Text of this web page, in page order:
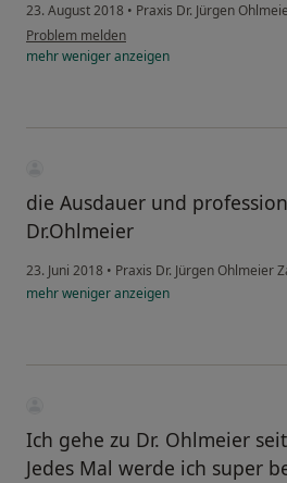
23. August 2018 • Praxis Dr. Jürgen
Problem melden
mehrwenigeranzeigen
die Ausdauer und
Dr.Ohlmeier
23. Juni 2018 • Praxis Dr. Jürgen Ohlmeier
mehrwenigeranzeigen
Ich gehe zu Dr. Ohlmeier
Jedes Mal werde ich super